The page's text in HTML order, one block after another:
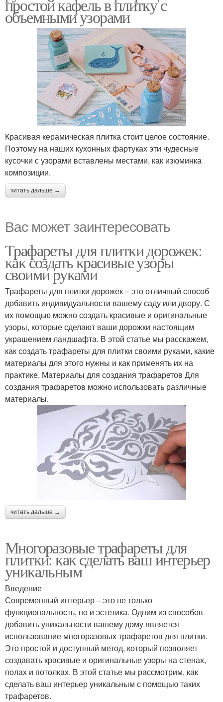
простой кафель в плитку с
объемными узорами
Красивая керамическая плитка стоит целое состояние.
Поэтому на наших кухонных фартуках эти чудесные
кусочки с узорами вставлены местами, как изюминка
композиции.
читать дальше →
Вас может заинтересовать
Трафареты для плитки дорожек:
как создать красивые узоры
своими руками
Трафареты для плитки дорожек – это отличный способ
добавить индивидуальности вашему саду или двору. С
их помощью можно создать красивые и оригинальные
узоры, которые сделают ваши дорожки настоящим
украшением ландшафта. В этой статье мы расскажем,
как создать трафареты для плитки своими руками, какие
материалы для этого нужны и как применять их на
практике. Материалы для создания трафаретов Для
создания трафаретов можно использовать различные
материалы.
читать дальше →
Многоразовые трафареты для
плитки: как сделать ваш интерьер
уникальным
Введение
Современный интерьер – это не только
функциональность, но и эстетика. Одним из способов
добавить уникальности вашему дому является
использование многоразовых трафаретов для плитки.
Это простой и доступный метод, который позволяет
создавать красивые и оригинальные узоры на стенах,
полах и потолках. В этой статье мы рассмотрим, как
сделать ваш интерьер уникальным с помощью таких
трафаретов.